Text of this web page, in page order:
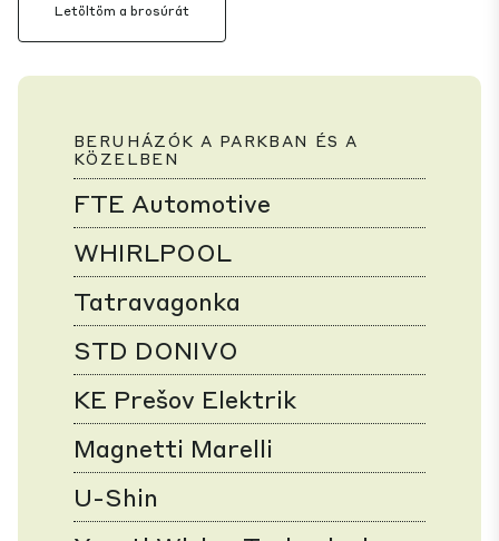
Letöltöm a brosúrát
BERUHÁZÓK A PARKBAN ÉS A
KÖZELBEN
FTE Automotive
WHIRLPOOL
Tatravagonka
STD DONIVO
KE Prešov Elektrik
Magnetti Marelli
U-Shin